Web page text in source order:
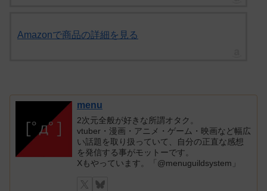
Amazonで商品の詳細を見る
menu
2次元全般が好きな所謂オタク。
vtuber・漫画・アニメ・ゲーム・映画など幅広
い話題を取り扱っていて、自分の正直な感想
を発信する事がモットーです。
Xもやっています。「@menuguildsystem」